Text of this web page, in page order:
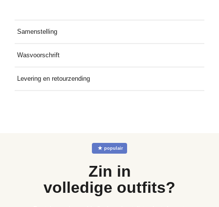
Samenstelling
Wasvoorschrift
Levering en retourzending
☆ populair
Zin in
volledige outfits?